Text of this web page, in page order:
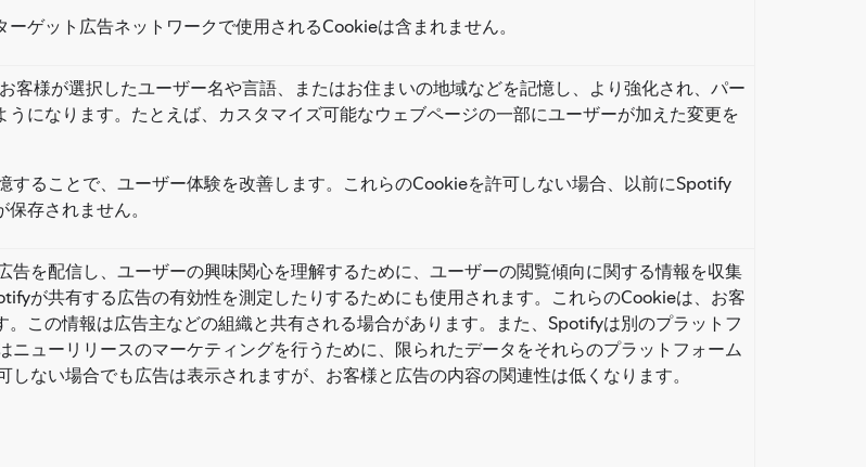
ゲット広告ネットワークで使用されるCookieは含まれません。
客様が選択したユーザー名や言語、またはお住まいの地域などを記憶し、より強化され、パー
になります。たとえば、カスタマイズ可能なウェブページの一部にユーザーが加えた変更を
することで、ユーザー体験を改善します。これらのCookieを許可しない場合、以前にSpotify
存されません。
を配信し、ユーザーの興味関心を理解するために、ユーザーの閲覧傾向に関する情報を収集
が共有する広告の有効性を測定したりするためにも使用されます。これらのCookieは、お客
この情報は広告主などの組織と共有される場合があります。また、Spotifyは別のプラットフ
ューリリースのマーケティングを行うために、限られたデータをそれらのプラットフォーム
ない場合でも広告は表示されますが、お客様と広告の内容の関連性は低くなります。